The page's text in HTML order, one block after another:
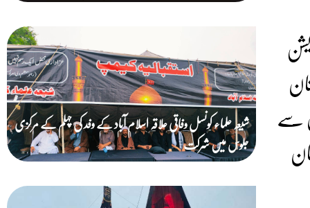
شیعہ علماء کونسل وفاقی علاقہ اسلام آباد کے وفد کی چہلم کے مرکزی
جلوس میں شرکت
سے